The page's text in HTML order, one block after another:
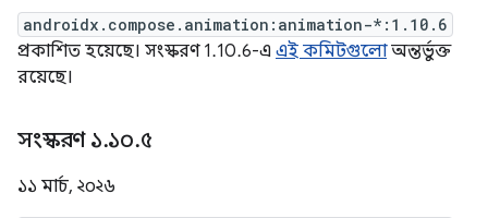
androidx.compose.animation:animation-*:1.10.6
প্রকাশিত হয়েছে। সংস্করণ 1.10.6-এ এই কমিটগুলোঅন্তর্ভুক্ত
রয়েছে।
সংস্করণ ১.১০.৫
১১ মার্চ, ২০২৬